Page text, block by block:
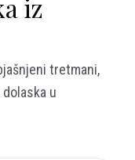
iz
tretmani,
u